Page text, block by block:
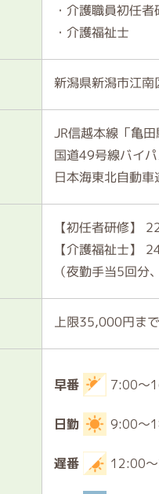
・介護職員初任者
・介護福祉士
新潟県新潟市江
JR信越本線「亀
国道49号線バイ
日本海東北自動
【初任者研修】
【介護福祉士】
（夜勤手当5回分
上限35,000円ま
早番 7:00～
日勤 9:00～
遅番 12:00